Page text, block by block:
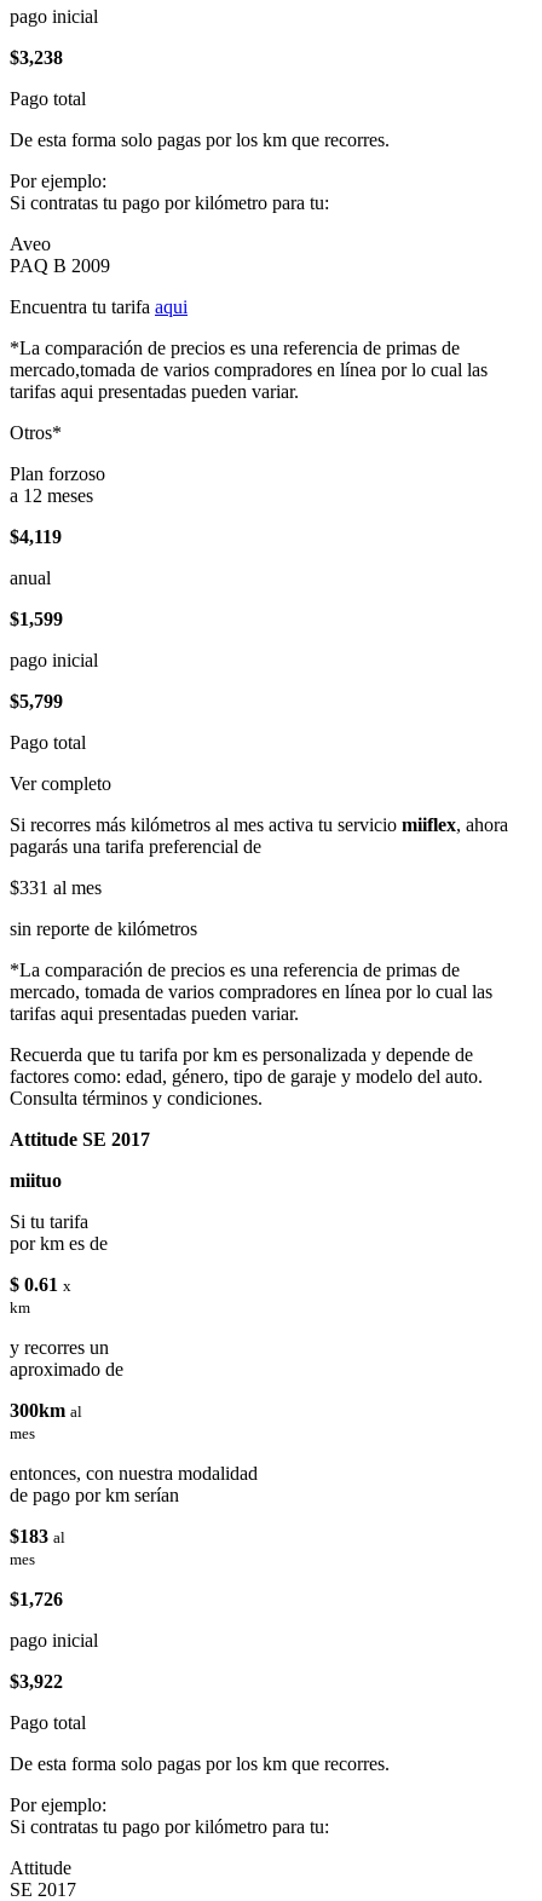
pago inicial
$3,238
Pago total
De esta forma solo pagas por los km que recorres.
Por ejemplo:
Si contratas tu pago por kilómetro para tu:
Aveo
PAQ B 2009
Encuentra tu tarifa aqui
*La comparación de precios es una referencia de primas de
mercado,tomada de varios compradores en línea por lo cual las
tarifas aqui presentadas pueden variar.
Otros*
Plan forzoso
a 12 meses
$4,119
anual
$1,599
pago inicial
$5,799
Pago total
Ver completo
Si recorres más kilómetros al mes activa tu servicio miiflex, ahora
pagarás una tarifa preferencial de
$331 al mes
sin reporte de kilómetros
*La comparación de precios es una referencia de primas de
mercado, tomada de varios compradores en línea por lo cual las
tarifas aqui presentadas pueden variar.
Recuerda que tu tarifa por km es personalizada y depende de
factores como: edad, género, tipo de garaje y modelo del auto.
Consulta términos y condiciones.
Attitude SE 2017
miituo
Si tu tarifa
por km es de
$ 0.61 x
km
y recorres un
aproximado de
300km al
mes
entonces, con nuestra modalidad
de pago por km serían
$183 al
mes
$1,726
pago inicial
$3,922
Pago total
De esta forma solo pagas por los km que recorres.
Por ejemplo:
Si contratas tu pago por kilómetro para tu:
Attitude
SE 2017